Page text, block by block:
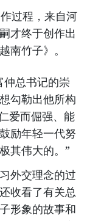
过程，来自河
才终于创作出
南竹子》。
仲总书记的崇
勾勒出他所构
爱而倔强、能
励年轻一代努
其伟大的。”
外交理念的过
收看了有关总
形象的故事和